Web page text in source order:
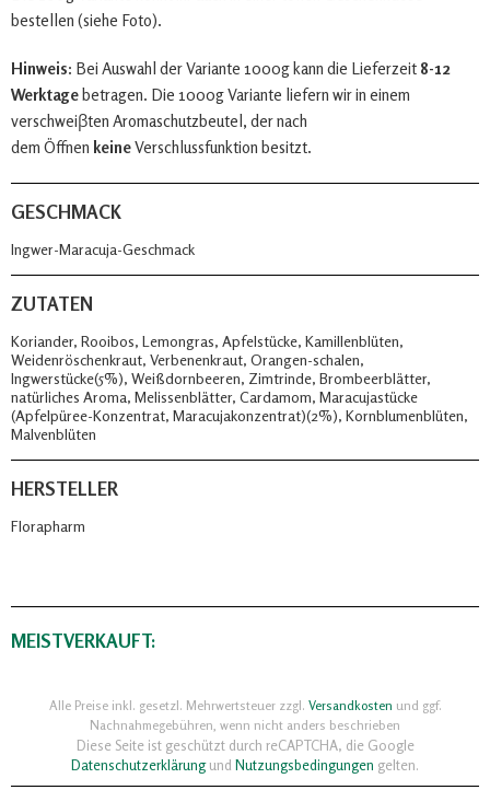
bestellen (siehe Foto).
Hinweis: Bei Auswahl der Variante 1000g kann die Lieferzeit 8-12
Werktagebetragen. Die 1000g Variante liefern wir in einem
verschweiβten Aromaschutzbeutel, der nach
dem Öffnen keineVerschlussfunktion besitzt.
GESCHMACK
Ingwer-Maracuja-Geschmack
ZUTATEN
Koriander, Rooibos, Lemongras, Apfelstücke, Kamillenblüten,
Weidenröschenkraut, Verbenenkraut, Orangen-schalen,
Ingwerstücke(5%), Weißdornbeeren, Zimtrinde, Brombeerblätter,
natürliches Aroma, Melissenblätter, Cardamom, Maracujastücke
(Apfelpüree-Konzentrat, Maracujakonzentrat)(2%), Kornblumenblüten,
Malvenblüten
HERSTELLER
Florapharm
MEISTVERKAUFT:
Alle Preise inkl. gesetzl. Mehrwertsteuer zzgl. Versandkosten und ggf.
Nachnahmegebühren, wenn nicht anders beschrieben
Diese Seite ist geschützt durch reCAPTCHA, die Google
Datenschutzerklärungund Nutzungsbedingungen gelten.